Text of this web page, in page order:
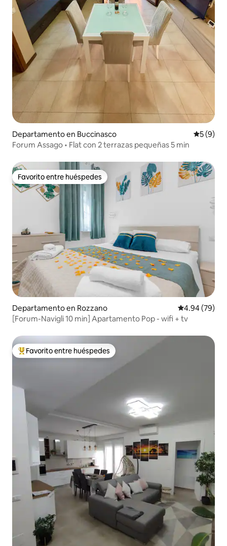
Departamento en Buccinasco
5 (9)
Forum Assago • Flat con 2 terrazas pequeñas 5 min
Favorito entre huéspedes
Favorito entre huéspedes
Departamento en Rozzano Calificación
4.94 (79)
[Forum-Navigli 10 min] Apartamento Pop - wifi + tv
De los mejores en Favorito entre huéspedes
Favorito entre huéspedes